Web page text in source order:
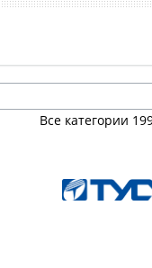
Все категории